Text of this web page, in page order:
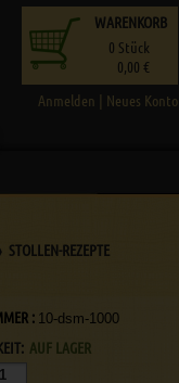
Anmelden | Neues Konto
WARENKORB
0 Stück
0,00 €
› STOLLEN-REZEPTE
: 10-dsm-1000
AUF LAGER